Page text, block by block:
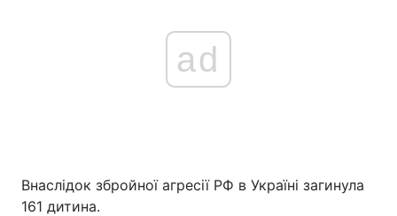
ad
Внаслідок збройної агресії РФ в Україні загинула
161 дитина.